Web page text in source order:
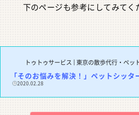
下のページも参考にしてみてく
トゥトゥサービス | 東京の散歩代行・ペッ
「そのお悩みを解決！」ペットシッタ
2020.02.28